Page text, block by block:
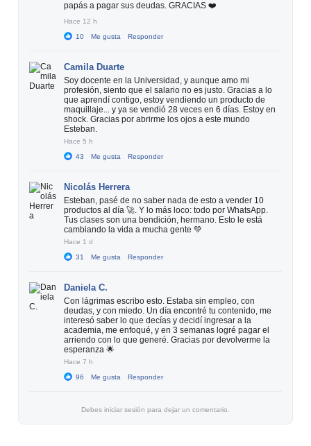
papás a pagar sus deudas. GRACIAS ❤️
Hace 12 h
10
Me gusta Responder
Camila Duarte
Soy docente en la Universidad, y aunque amo mi
profesión, siento que el salario no es justo. Gracias a lo
que aprendí contigo, estoy vendiendo un producto de
maquillaje... y ya se vendió 28 veces en 6 días. Estoy en
shock. Gracias por abrirme los ojos a este mundo
Esteban.
Hace 5 h
43
Me gusta Responder
Nicolás Herrera
Esteban, pasé de no saber nada de esto a vender 10
productos al día 🚀. Y lo más loco: todo por WhatsApp.
Tus clases son una bendición, hermano. Esto le está
cambiando la vida a mucha gente 💚
Hace 1 d
31
Me gusta Responder
Daniela C.
Con lágrimas escribo esto. Estaba sin empleo, con
deudas, y con miedo. Un día encontré tu contenido, me
interesó saber lo que decías y decidí ingresar a la
academia, me enfoqué, y en 3 semanas logré pagar el
arriendo con lo que generé. Gracias por devolverme la
esperanza 🌟
Hace 7 h
96
Me gusta Responder
Debes iniciar sesión para dejar un comentario.